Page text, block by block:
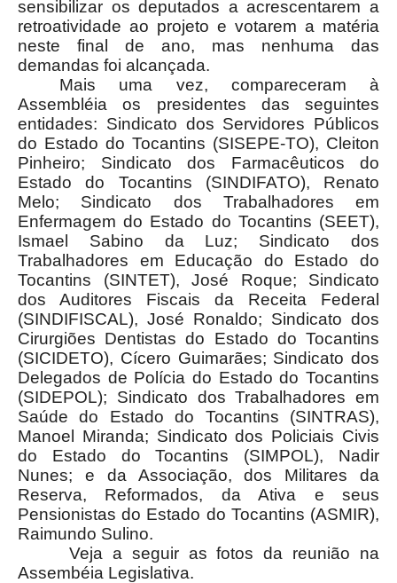
sensibilizar os deputados a acrescentarem a
retroatividade ao projeto e votarem a matéria
neste final de ano, mas nenhuma das
demandas foi alcançada.
Mais uma vez, compareceram à
Assembléia os presidentes das seguintes
entidades: Sindicato dos Servidores Públicos
do Estado do Tocantins (SISEPE-TO), Cleiton
Pinheiro; Sindicato dos Farmacêuticos do
Estado do Tocantins (SINDIFATO), Renato
Melo; Sindicato dos Trabalhadores em
Enfermagem do Estado do Tocantins (SEET),
Ismael Sabino da Luz; Sindicato dos
Trabalhadores em Educação do Estado do
Tocantins (SINTET), José Roque; Sindicato
dos Auditores Fiscais da Receita Federal
(SINDIFISCAL), José Ronaldo; Sindicato dos
Cirurgiões Dentistas do Estado do Tocantins
(SICIDETO), Cícero Guimarães; Sindicato dos
Delegados de Polícia do Estado do Tocantins
(SIDEPOL); Sindicato dos Trabalhadores em
Saúde do Estado do Tocantins (SINTRAS),
Manoel Miranda; Sindicato dos Policiais Civis
do Estado do Tocantins (SIMPOL), Nadir
Nunes; e da Associação, dos Militares da
Reserva, Reformados, da Ativa e seus
Pensionistas do Estado do Tocantins (ASMIR),
Raimundo Sulino.
Veja a seguir as fotos da reunião na
Assembéia Legislativa.